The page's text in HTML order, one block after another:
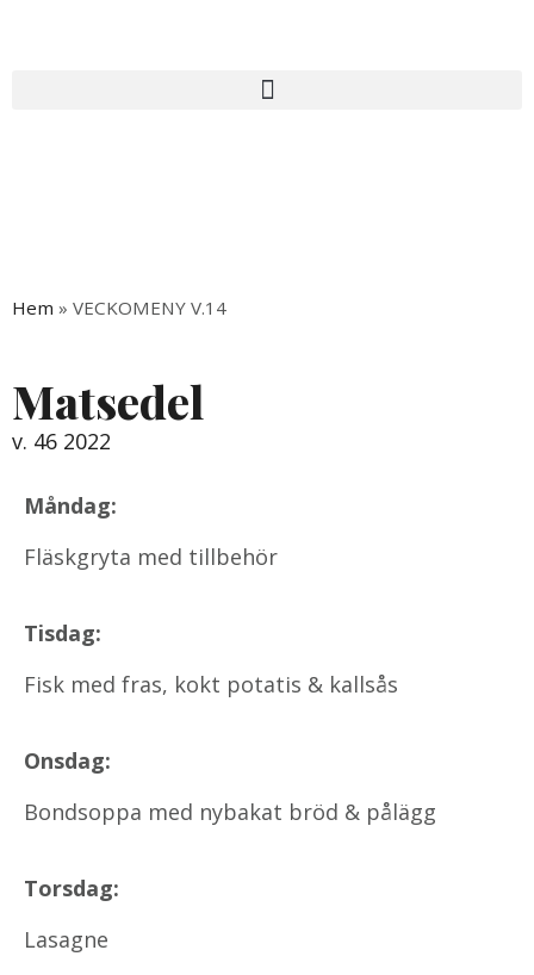
Hem » VECKOMENY V.14
Matsedel
v. 46 2022
Måndag:
Fläskgryta med tillbehör
Tisdag:
Fisk med fras, kokt potatis & kallsås
Onsdag:
Bondsoppa med nybakat bröd & pålägg
Torsdag:
Lasagne